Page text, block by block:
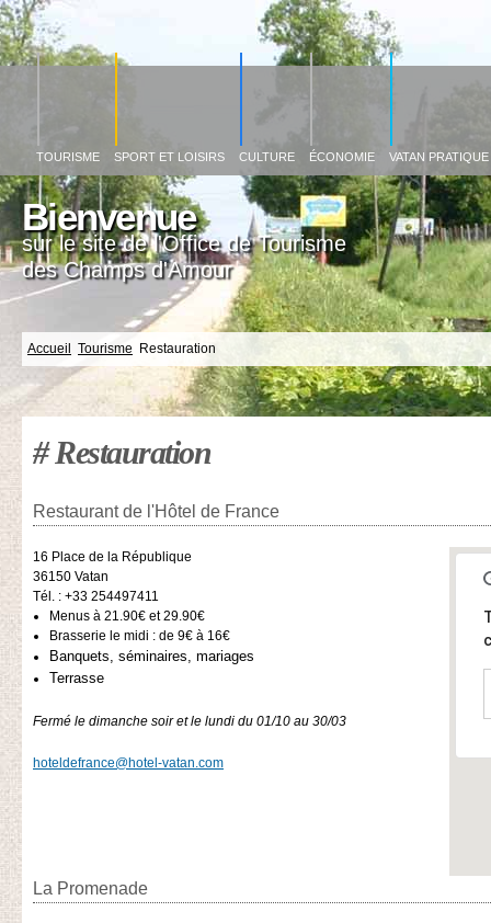
TOURISME SPORT ET LOISIRS CULTURE ÉCONOMIE VATAN PRATIQUE
Bienvenue
sur le site de l'Office de Tourisme
des Champs d'Amour
Accueil Tourisme Restauration
# Restauration
Restaurant de l'Hôtel de France
16 Place de la République
36150 Vatan
Tél. : +33 254497411
Menus à 21.90€ et 29.90€
Brasserie le midi : de 9€ à 16€
Banquets, séminaires, mariages
​Terrasse
Fermé le dimanche soir et le lundi du 01/10 au 30/03
hoteldefrance@hotel-vatan.com
La Promenade